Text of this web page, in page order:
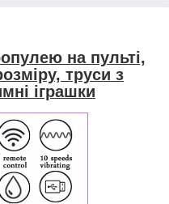
на пульті,
труси з
іграшки